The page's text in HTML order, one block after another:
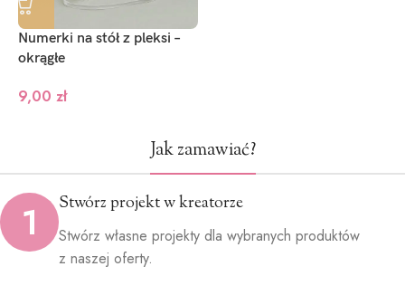
Numerki na stół z pleksi –
okrągłe
9,00 zł
Jak zamawiać?
1 Stwórz projekt w kreatorze
Stwórz własne projekty dla wybranych produktów
z naszej oferty.